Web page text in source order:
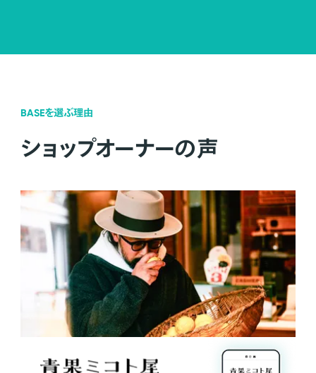
BASEを選ぶ理由
ショップオーナーの声